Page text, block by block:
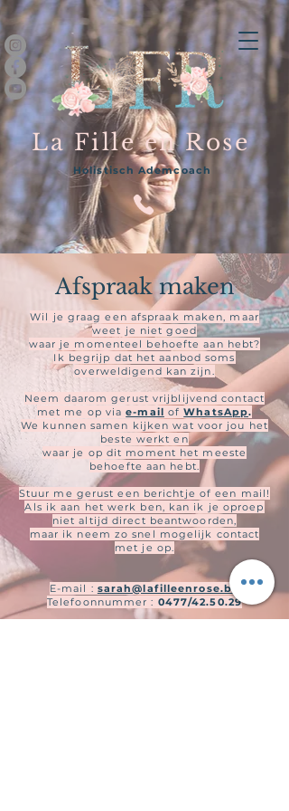
La Fille en Rose
Holistisch Ademcoach
Afspraak maken
Wil je graag een afspraak maken, maar
weet je niet goed
waar je momenteel behoefte aan hebt?
Ik begrijp dat het aanbod soms
overweldigend kan zijn.
Neem daarom gerust vrijblijvend contact
met me op viae-mail ofWhatsApp.
We kunnen samen kijken wat voor jou het
beste werkt en
waar je op dit moment het meeste
behoefte aan hebt.
Stuur me gerust een berichtje of een mail!
Als ik aan het werk ben, kan ik je oproep
niet altijd direct beantwoorden,
maar ik neem zo snel mogelijk contact
met je op.
E-mail : sarah@lafilleenrose.be
Telefoonnummer : 0477/42.50.29